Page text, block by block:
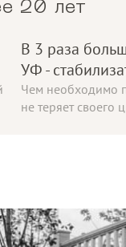
20 лет
В 3 раза
УФ -
Чем необходимо
не теряет своего